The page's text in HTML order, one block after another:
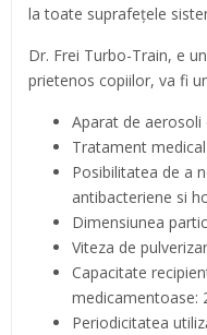
la toate suprafețele
Dr. Frei Turbo-Train, e
prietenos copiilor, va fi
Aparat de aerosoli
Tratament
Posibilitatea de a
antibacteriene si
Dimensiunea
Viteza de
Capacitate
medicamentoase:
Periodicitatea